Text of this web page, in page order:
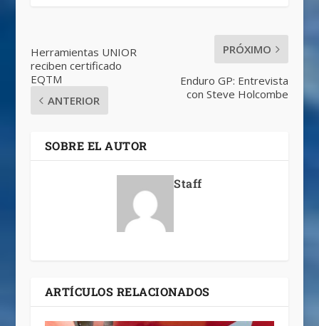
Herramientas UNIOR
reciben certificado
EQTM
ANTERIOR
PRÓXIMO
Enduro GP: Entrevista
con Steve Holcombe
SOBRE EL AUTOR
Staff
ARTÍCULOS RELACIONADOS